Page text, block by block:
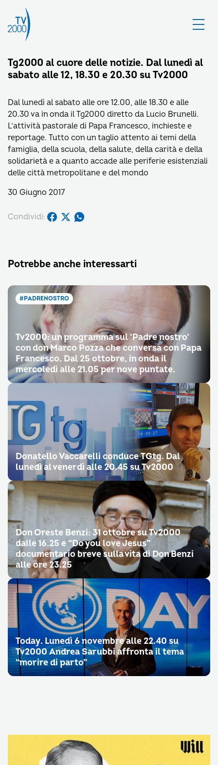
Tg2000 al cuore delle notizie. Dal lunedì al
sabato alle 12, 18.30 e 20.30 su Tv2000
Dal lunedì al sabato alle ore 12.00, alle 18.30 e alle
20.30 va in onda il Tg2000 diretto da Lucio Brunelli.
L’attività pastorale di Papa Francesco, inchieste e
reportage. Tutto con un taglio attento ai temi della
famiglia, della scuola, della salute, della carità e della
solidarietà e a quanto accade alle periferie esistenziali
delle città metropolitane e del mondo
30 Giugno 2017
Condividi:
Potrebbe anche interessarti
#PADRENOSTRO
Tv2000: un programma sul ‘Padre nostro’
con don Marco Pozza che conversa con Papa
Francesco. Dal 25 ottobre, in onda il
mercoledì alle 21.05 per nove puntate.
Donatello Vaccarelli conduce TGtg. Dal
lunedì al venerdì alle 20.45 su Tv2000
Don Oreste Benzi: 31 ottobre su Tv2000
dalle 16.25 e “Do you love Jesus”
documentario breve sulla vita di Don Benzi
alle ore 23.25
Today. Lunedì 6 novembre alle 22.40 su
Tv2000 Andrea Sarubbi affronta il tema
“morire di parto”